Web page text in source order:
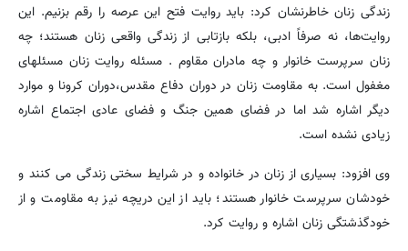
زندگی زنان خاطرنشان کرد: باید روایت فتح این عرصه را رقم بزنیم. این
روایت‌ها، نه صرفاً ادبی، بلکه بازتابی از زندگی واقعی زنان‌ هستند؛ چه
زنان سرپرست خانوار و چه مادران مقاوم . مسئله روایت زنان مسئله‎ای
مغفول است. به مقاومت زنان در دوران دفاع مقدس،دوران کرونا و موارد
دیگر اشاره شد اما در فضای همین جنگ و فضای عادی اجتماع اشاره
زیادی نشده است.
وی افزود: بسیاری از زنان در خانواده و در شرایط سختی زندگی می کنند و
خودشان سرپرست خانوار هستند؛ باید از این دریچه نیز به مقاومت و از
خودگذشتگی زنان اشاره و روایت کرد.